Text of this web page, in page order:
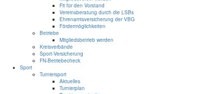
Fit für den Vorstand
Vereinsberatung durch die LSBs
Ehrenamtsversicherung der VBG
Fördermöglichkeiten
Betriebe
Mitgliedsbetrieb werden
Kreisverbände
Sport-Versicherung
FN-Betriebecheck
Sport
Turniersport
Aktuelles
Turnierplan